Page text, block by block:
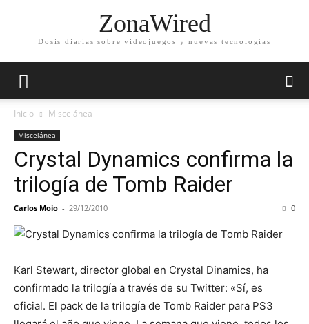
ZonaWired
Dosis diarias sobre videojuegos y nuevas tecnologías
Inicio Miscelánea
Miscelánea
Crystal Dynamics confirma la
trilogía de Tomb Raider
Carlos Moio - 29/12/2010 0
Karl Stewart, director global en Crystal Dinamics, ha
confirmado la trilogía a través de su Twitter: «Sí, es
oficial. El pack de la trilogía de Tomb Raider para PS3